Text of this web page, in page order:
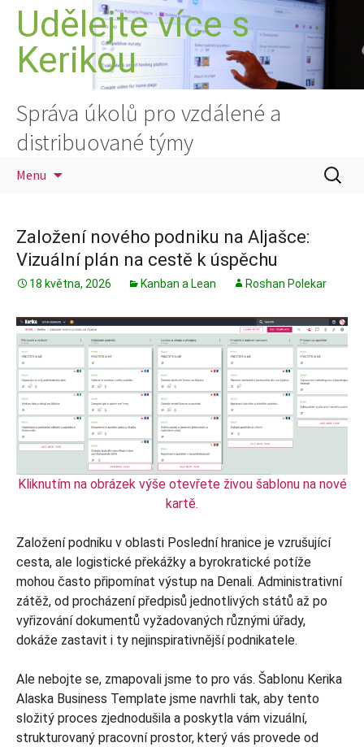
Přejít
obsahu
webu
Udělejte více s
Kerikou
Správa úkolů pro vzdálené a
distribuované týmy
Menu
Založení nového podniku na Aljašce:
Vizuální plán na cestě k úspěchu
18 května, 2026 Kanban a Lean Roshan Polekar
Kliknutím na obrázek výše otevřete živou šablonu na nové
kartě.
Založení podniku v oblasti Poslední hranice je vzrušující
cesta, ale logistické překážky a byrokratické potíže
mohou často připomínat výstup na Denali. Administrativní
zátěž, od procházení předpisů jednotlivých států až po
vyřizování dokumentů vyžadovaných různými úřady,
dokáže zastavit i ty nejinspirativnější podnikatele.
Ale nebojte se, zmapovali jsme to pro vás. Šablonu Kerika
Alaska Business Template jsme navrhli tak, aby tento
složitý proces zjednodušila a poskytla vám vizuální,
strukturovaný pracovní prostor, který vás provede od